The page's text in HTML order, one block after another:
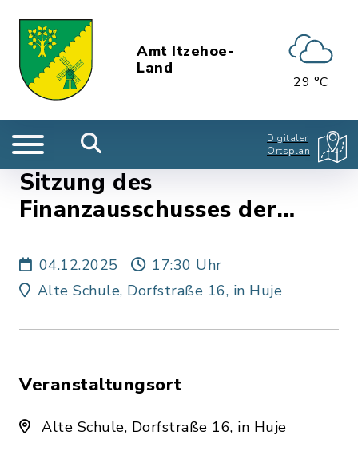
Amt Itzehoe-
Land
29 °C
Digitaler
Ortsplan
Sitzung des
Finanzausschusses der
04.12.2025
17:30 Uhr
Alte Schule, Dorfstraße 16, in Huje
Veranstaltungsort
Alte Schule, Dorfstraße 16, in Huje